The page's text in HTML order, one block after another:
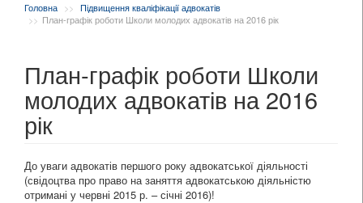
Головна
Підвищення кваліфікації адвокатів
План-графік роботи Школи молодих адвокатів на 2016 рік
План-графік роботи Школи
молодих адвокатів на 2016
рік
До уваги адвокатів першого року адвокатської діяльності
(свідоцтва про право на заняття адвокатською діяльністю
отримані у червні 2015 р. – січні 2016)!